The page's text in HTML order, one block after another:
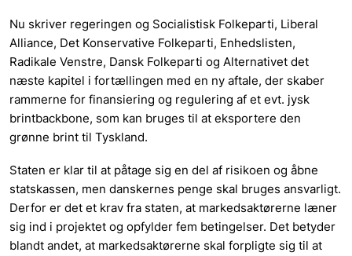
Nu skriver regeringen og Socialistisk Folkeparti, Liberal
Alliance, Det Konservative Folkeparti, Enhedslisten,
Radikale Venstre, Dansk Folkeparti og Alternativet det
næste kapitel i fortællingen med en ny aftale, der skaber
rammerne for finansiering og regulering af et evt. jysk
brintbackbone, som kan bruges til at eksportere den
grønne brint til Tyskland.
Staten er klar til at påtage sig en del af risikoen og åbne
statskassen, men danskernes penge skal bruges ansvarligt.
Derfor er det et krav fra staten, at markedsaktørerne læner
sig ind i projektet og opfylder fem betingelser. Det betyder
blandt andet, at markedsaktørerne skal forpligte sig til at